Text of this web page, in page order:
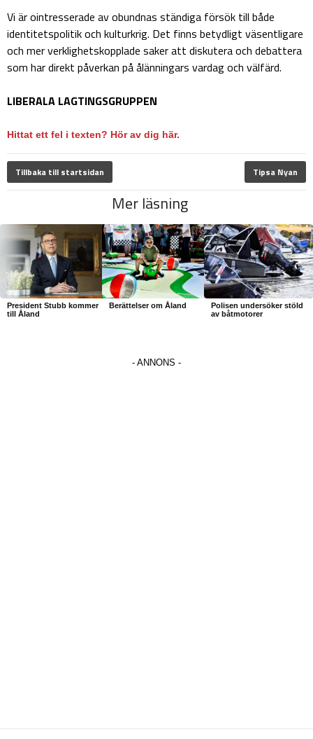
Vi är ointresserade av obundnas ständiga försök till både
identitetspolitik och kulturkrig. Det finns betydligt väsentligare
och mer verklighetskopplade saker att diskutera och debattera
som har direkt påverkan på ålänningars vardag och välfärd.
LIBERALA LAGTINGSGRUPPEN
Hittat ett fel i texten? Hör av dig här.
Tillbaka till startsidan Tipsa Nyan
Mer läsning
President Stubb kommer
till Åland
Berättelser om Åland
Polisen undersöker stöld
av båtmotorer